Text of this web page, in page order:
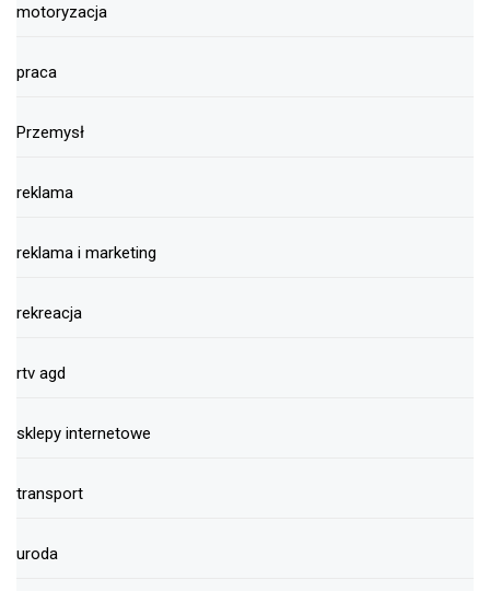
motoryzacja
praca
Przemysł
reklama
reklama i marketing
rekreacja
rtv agd
sklepy internetowe
transport
uroda